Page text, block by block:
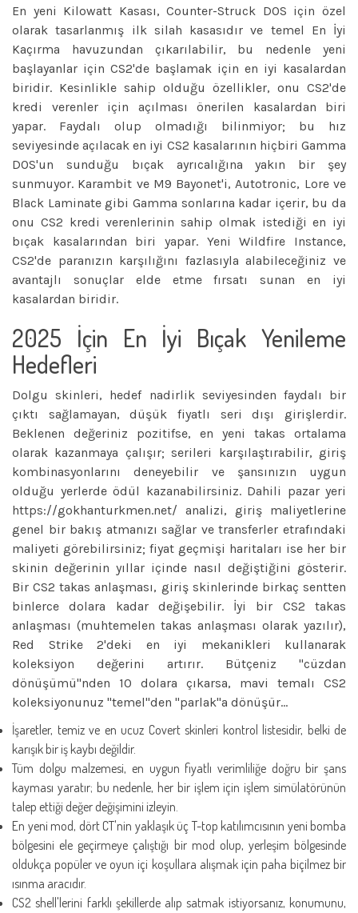
En yeni Kilowatt Kasası, Counter-Struck DOS için özel
olarak tasarlanmış ilk silah kasasıdır ve temel En İyi
Kaçırma havuzundan çıkarılabilir, bu nedenle yeni
başlayanlar için CS2'de başlamak için en iyi kasalardan
biridir. Kesinlikle sahip olduğu özellikler, onu CS2'de
kredi verenler için açılması önerilen kasalardan biri
yapar. Faydalı olup olmadığı bilinmiyor; bu hız
seviyesinde açılacak en iyi CS2 kasalarının hiçbiri Gamma
DOS'un sunduğu bıçak ayrıcalığına yakın bir şey
sunmuyor. Karambit ve M9 Bayonet'i, Autotronic, Lore ve
Black Laminate gibi Gamma sonlarına kadar içerir, bu da
onu CS2 kredi verenlerinin sahip olmak istediği en iyi
bıçak kasalarından biri yapar. Yeni Wildfire Instance,
CS2'de paranızın karşılığını fazlasıyla alabileceğiniz ve
avantajlı sonuçlar elde etme fırsatı sunan en iyi
kasalardan biridir.
2025 İçin En İyi Bıçak Yenileme
Hedefleri
Dolgu skinleri, hedef nadirlik seviyesinden faydalı bir
çıktı sağlamayan, düşük fiyatlı seri dışı girişlerdir.
Beklenen değeriniz pozitifse, en yeni takas ortalama
olarak kazanmaya çalışır; serileri karşılaştırabilir, giriş
kombinasyonlarını deneyebilir ve şansınızın uygun
olduğu yerlerde ödül kazanabilirsiniz. Dahili pazar yeri
https://gokhanturkmen.net/ analizi, giriş maliyetlerine
genel bir bakış atmanızı sağlar ve transferler etrafındaki
maliyeti görebilirsiniz; fiyat geçmişi haritaları ise her bir
skinin değerinin yıllar içinde nasıl değiştiğini gösterir.
Bir CS2 takas anlaşması, giriş skinlerinde birkaç sentten
binlerce dolara kadar değişebilir. İyi bir CS2 takas
anlaşması (muhtemelen takas anlaşması olarak yazılır),
Red Strike 2'deki en iyi mekanikleri kullanarak
koleksiyon değerini artırır. Bütçeniz "cüzdan
dönüşümü"nden 10 dolara çıkarsa, mavi temalı CS2
koleksiyonunuz "temel"den "parlak"a dönüşür…
İşaretler, temiz ve en ucuz Covert skinleri kontrol listesidir, belki de
karışık bir iş kaybı değildir.
Tüm dolgu malzemesi, en uygun fiyatlı verimliliğe doğru bir şans
kayması yaratır; bu nedenle, her bir işlem için işlem simülatörünün
talep ettiği değer değişimini izleyin.
En yeni mod, dört CT'nin yaklaşık üç T-top katılımcısının yeni bomba
bölgesini ele geçirmeye çalıştığı bir mod olup, yerleşim bölgesinde
oldukça popüler ve oyun içi koşullara alışmak için paha biçilmez bir
ısınma aracıdır.
CS2 shell'lerini farklı şekillerde alıp satmak istiyorsanız, konumunu,